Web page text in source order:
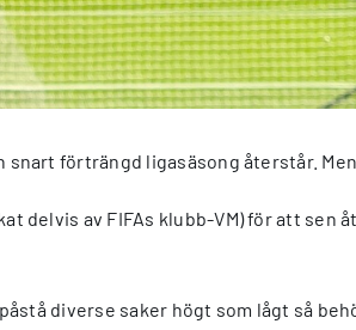
förträngd ligasäsong återstår.
delvis av FIFAs klubb-VM) för att sen
diverse saker högt som lågt så